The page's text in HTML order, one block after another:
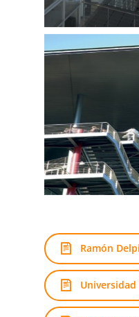
Ramón
Universidad